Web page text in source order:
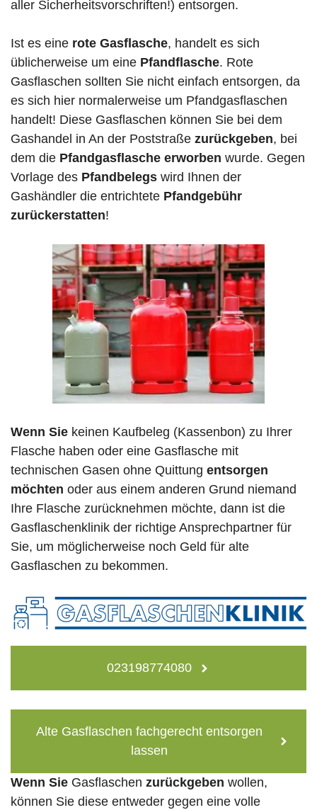
aller Sicherheitsvorschriften!) entsorgen.
Ist es eine rote Gasflasche, handelt es sich
üblicherweise um eine Pfandflasche. Rote
Gasflaschen sollten Sie nicht einfach entsorgen, da
es sich hier normalerweise um Pfandgasflaschen
handelt! Diese Gasflaschen können Sie bei dem
Gashandel in An der Poststraße zurückgeben, bei
dem die Pfandgasflasche erworben wurde. Gegen
Vorlage des Pfandbelegs wird Ihnen der
Gashändler die entrichtete Pfandgebühr
zurückerstatten!
Wenn Sie keinen Kaufbeleg (Kassenbon) zu Ihrer
Flasche haben oder eine Gasflasche mit
technischen Gasen ohne Quittung entsorgen
möchten oder aus einem anderen Grund niemand
Ihre Flasche zurücknehmen möchte, dann ist die
Gasflaschenklinik der richtige Ansprechpartner für
Sie, um möglicherweise noch Geld für alte
Gasflaschen zu bekommen.
023198774080
Alte Gasflaschen fachgerecht entsorgen
lassen
Wenn Sie Gasflaschen zurückgeben wollen,
können Sie diese entweder gegen eine volle